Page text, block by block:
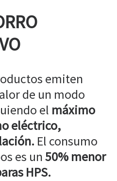
emiten
de un modo
el máximo
eléctrico,
El consumo
es un50% menor
HPS.